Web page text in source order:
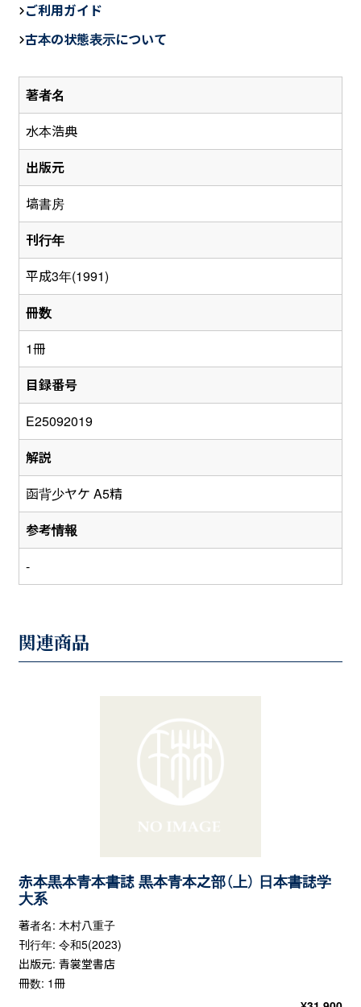
著者名
水本浩典
出版元
塙書房
刊行年
平成3年(1991)
冊数
1冊
目録番号
E25092019
解説
函背少ヤケ A5精
参考情報
-
e
b
o
o
ご利用ガイド
古本の状態表示について
関連商品
赤本黒本青本書誌 黒本青本之部（上） 日本書誌学
大系
著者名: 木村八重子
刊行年: 令和5(2023)
出版元: 青裳堂書店
冊数: 1冊